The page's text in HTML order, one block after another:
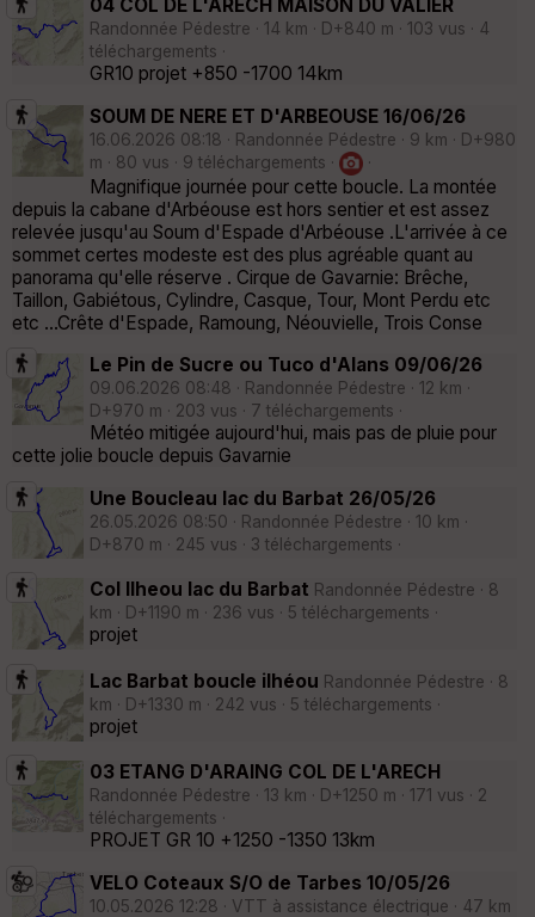
04 COL DE L'ARECH MAISON DU VALIER
Randonnée Pédestre · 14 km · D+840 m · 103 vus · 4
téléchargements ·
GR10 projet +850 -1700 14km
SOUM DE NERE ET D'ARBEOUSE 16/06/26
16.06.2026 08:18 · Randonnée Pédestre · 9 km · D+980
m · 80 vus · 9 téléchargements ·
·
Magnifique journée pour cette boucle. La montée
depuis la cabane d'Arbéouse est hors sentier et est assez
relevée jusqu'au Soum d'Espade d'Arbéouse .L'arrivée à ce
sommet certes modeste est des plus agréable quant au
panorama qu'elle réserve . Cirque de Gavarnie: Brêche,
Taillon, Gabiétous, Cylindre, Casque, Tour, Mont Perdu etc
etc ...Crête d'Espade, Ramoung, Néouvielle, Trois Conse
Le Pin de Sucre ou Tuco d'Alans 09/06/26
09.06.2026 08:48 · Randonnée Pédestre · 12 km ·
D+970 m · 203 vus · 7 téléchargements ·
Météo mitigée aujourd'hui, mais pas de pluie pour
cette jolie boucle depuis Gavarnie
Une Boucleau lac du Barbat 26/05/26
26.05.2026 08:50 · Randonnée Pédestre · 10 km ·
D+870 m · 245 vus · 3 téléchargements ·
Col Ilheou lac du Barbat Randonnée Pédestre · 8
km · D+1190 m · 236 vus · 5 téléchargements ·
projet
Lac Barbat boucle ilhéou Randonnée Pédestre · 8
km · D+1330 m · 242 vus · 5 téléchargements ·
projet
03 ETANG D'ARAING COL DE L'ARECH
Randonnée Pédestre · 13 km · D+1250 m · 171 vus · 2
téléchargements ·
PROJET GR 10 +1250 -1350 13km
VELO Coteaux S/O de Tarbes 10/05/26
10.05.2026 12:28 · VTT à assistance électrique · 47 km